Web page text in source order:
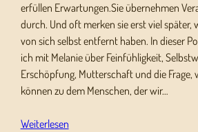
erfüllen Erwartungen.Sie übernehmen
durch. Und oft merken sie erst viel später,
von sich selbst entfernt haben. In dieser
ich mit Melanie über Feinfühligkeit,
Erschöpfung, Mutterschaft und die
können zu dem Menschen, der wir…
Weiterlesen